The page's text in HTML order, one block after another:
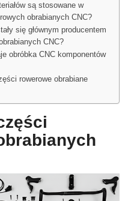
są stosowane w
obrabianych CNC?
się głównym producentem
CNC?
obróbka CNC komponentów
rowerowe obrabiane